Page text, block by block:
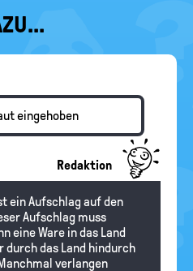
eingehoben
Redaktion
ein Aufschlag auf den
Aufschlag muss
eine Ware in das Land
das Land hindurch
verlangen